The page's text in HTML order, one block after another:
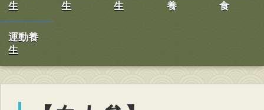
生
生
生
養
食
運動養
生